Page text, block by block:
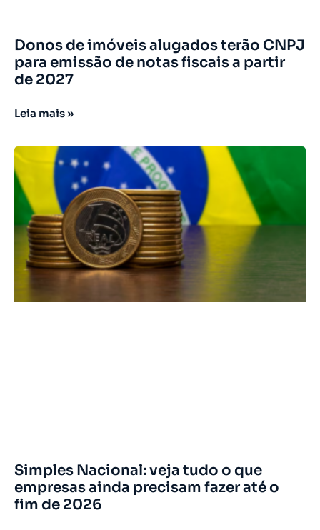
Donos de imóveis alugados terão CNPJ
para emissão de notas fiscais a partir
de 2027
Leia mais »
Simples Nacional: veja tudo o que
empresas ainda precisam fazer até o
fim de 2026